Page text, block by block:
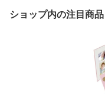
ショップ内の注目商品